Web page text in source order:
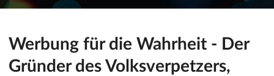
Werbung für die Wahrheit - Der
Gründer des Volksverpetzers,